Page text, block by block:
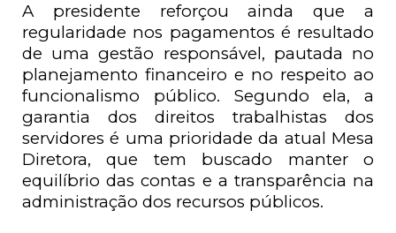
A presidente reforçou ainda que a
regularidade nos pagamentos é resultado
de uma gestão responsável, pautada no
planejamento financeiro e no respeito ao
funcionalismo público. Segundo ela, a
garantia dos direitos trabalhistas dos
servidores é uma prioridade da atual Mesa
Diretora, que tem buscado manter o
equilíbrio das contas e a transparência na
administração dos recursos públicos.